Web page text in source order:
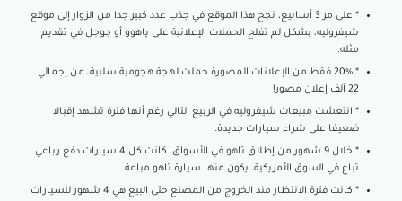
* على مر 3 أسابيع، نجح هذا الموقع في جذب عدد كبير جدا من الزوار إلى موقع
شيفروليه، بشكل لم تفلح الحملات الإعلانية على ياهوو أو جوجل في تقديم
مثله.
* 20% فقط من الإعلانات المصورة حملت لهجة هجومية سلبية، من إجمالي
22 ألف إعلان مصور!
* انتعشت مبيعات شيفروليه في الربيع التالي رغم أنها فترة تشهد إقبالا
ضعيفا على شراء سيارات جديدة.
* خلال 9 شهور من إطلاق تاهو في الأسواق، كانت كل 4 سيارات دفع رباعي
تباع في السوق الأمريكية، يكون منها سيارة تاهو مباعة.
* كانت فترة الانتظار منذ الخروج من المصنع حتى البيع هي 4 شهور للسيارات